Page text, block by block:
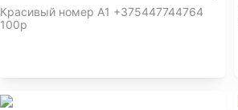
Красивый номер А1 +375447744764
100р